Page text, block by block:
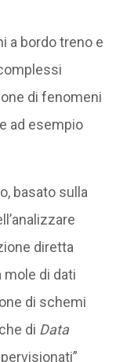
a bordo treno e
di fenomeni
ad esempio
basato sulla
diretta
di dati
di schemi
di Data